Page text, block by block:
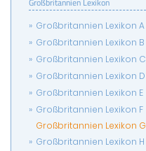
Großbritannien Lexikon A
Großbritannien Lexikon B
Großbritannien Lexikon C
Großbritannien Lexikon D
Großbritannien Lexikon E
Großbritannien Lexikon F
Großbritannien Lexikon G
Großbritannien Lexikon H